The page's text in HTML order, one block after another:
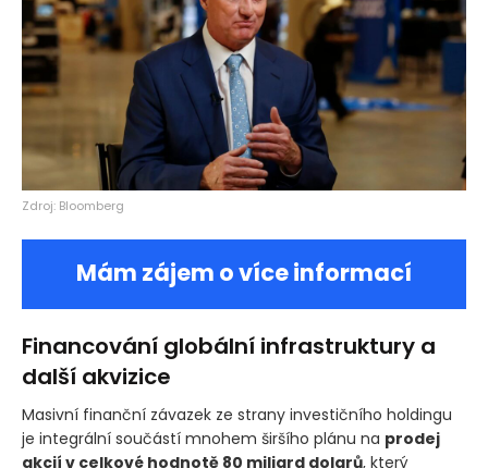
Zdroj: Bloomberg
Mám zájem o více informací
Financování globální infrastruktury a
další akvizice
Masivní finanční závazek ze strany investičního holdingu
je integrální součástí mnohem širšího plánu na prodej
akcií v celkové hodnotě 80 miliard dolarů, který